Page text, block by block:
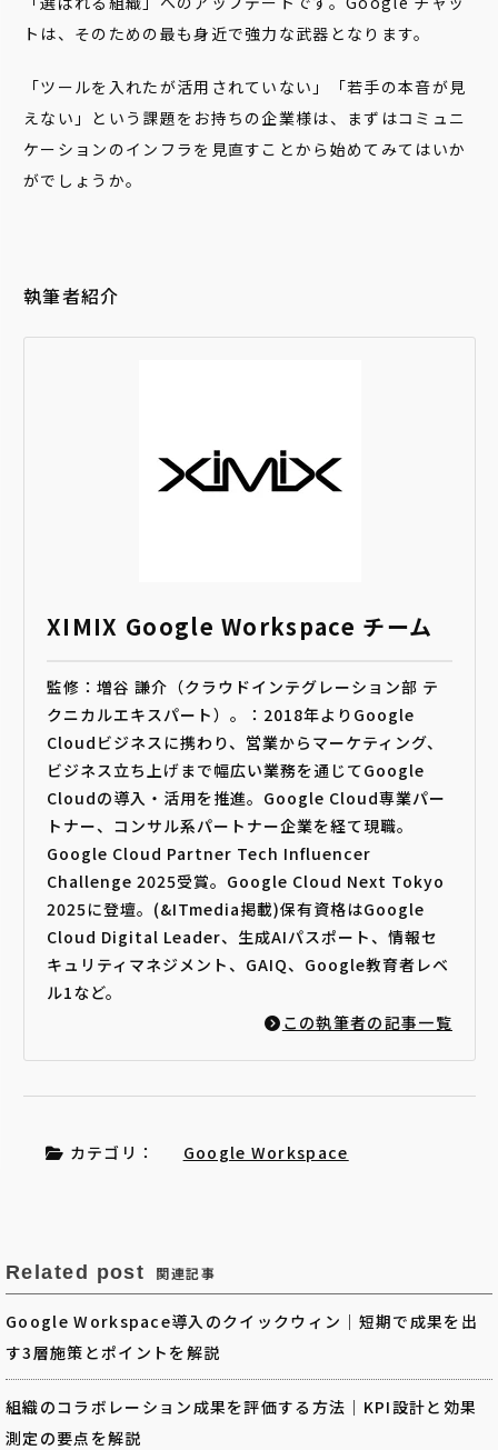
トは、そのための最も身近で強力な武器となります。
「ツールを入れたが活用されていない」「若手の本音が見
えない」という課題をお持ちの企業様は、まずはコミュニ
ケーションのインフラを見直すことから始めてみてはいか
がでしょうか。
執筆者紹介
XIMIX Google Workspace チーム
監修：増谷 謙介（クラウドインテグレーション部 テ
クニカルエキスパート）。：2018年よりGoogle
Cloudビジネスに携わり、営業からマーケティング、
ビジネス立ち上げまで幅広い業務を通じてGoogle
Cloudの導入・活用を推進。Google Cloud専業パー
トナー、コンサル系パートナー企業を経て現職。
Google Cloud Partner Tech Influencer
Challenge 2025受賞。Google Cloud Next Tokyo
2025に登壇。(&ITmedia掲載)保有資格はGoogle
Cloud Digital Leader、生成AIパスポート、情報セ
キュリティマネジメント、GAIQ、Google教育者レベ
ル1など。
この執筆者の記事一覧
カテゴリ： Google Workspace
Related post 関連記事
Google Workspace導入のクイックウィン｜短期で成果を出
す3層施策とポイントを解説
組織のコラボレーション成果を評価する方法｜KPI設計と効果
測定の要点を解説